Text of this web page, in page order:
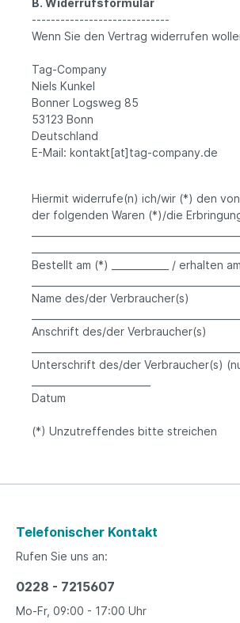
B. Widerrufsformular
-----------------------------
Wenn Sie den Vertrag widerrufen
Tag-Company
Niels Kunkel
Bonner Logsweg 85
53123 Bonn
Deutschland
E-Mail: kontakt[at]tag-company.de
Hiermit widerrufe(n) ich/wir (*) den
der folgenden Waren (*)/die
Bestellt am (*) ____________ / erhalten am
Name des/der Verbraucher(s)
Anschrift des/der Verbraucher(s)
Unterschrift des/der Verbraucher(s)
Datum
(*) Unzutreffendes bitte streichen
Telefonischer Kontakt
Rufen Sie uns an:
0228 - 7215607
Mo-Fr, 09:00 - 17:00 Uhr